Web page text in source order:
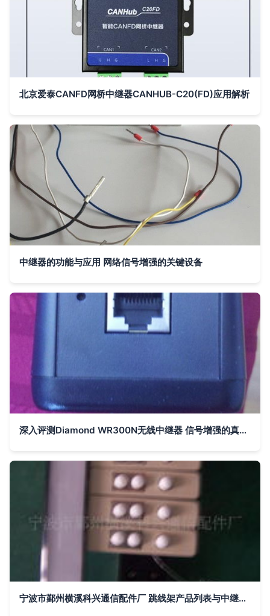
北京爱泰CANFD网桥中继器CANHUB-C20(FD)应用解析
中继器的功能与应用 网络信号增强的关键设备
深入评测Diamond WR300N无线中继器 信号增强的真实体验
宁波市鄞州横溪科兴通信配件厂 跳线架产品列表与中继器应用解析